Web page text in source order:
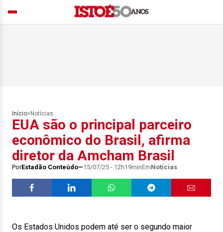
Início> Notícias
EUA são o principal parceiro
econômico do Brasil, afirma
diretor da Amcham Brasil
PorEstadão Conteúdo 15/07/25 - 12h19minEmNotícias
Os Estados Unidos podem até ser o segundo maior